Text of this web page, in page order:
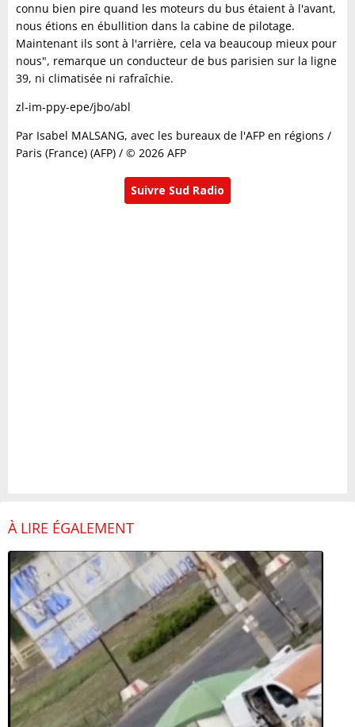
connu bien pire quand les moteurs du bus étaient à l'avant,
nous étions en ébullition dans la cabine de pilotage.
Maintenant ils sont à l'arrière, cela va beaucoup mieux pour
nous", remarque un conducteur de bus parisien sur la ligne
39, ni climatisée ni rafraîchie.
zl-im-ppy-epe/jbo/abl
Par Isabel MALSANG, avec les bureaux de l'AFP en régions /
Paris (France) (AFP) / © 2026 AFP
Suivre Sud Radio
À LIRE ÉGALEMENT